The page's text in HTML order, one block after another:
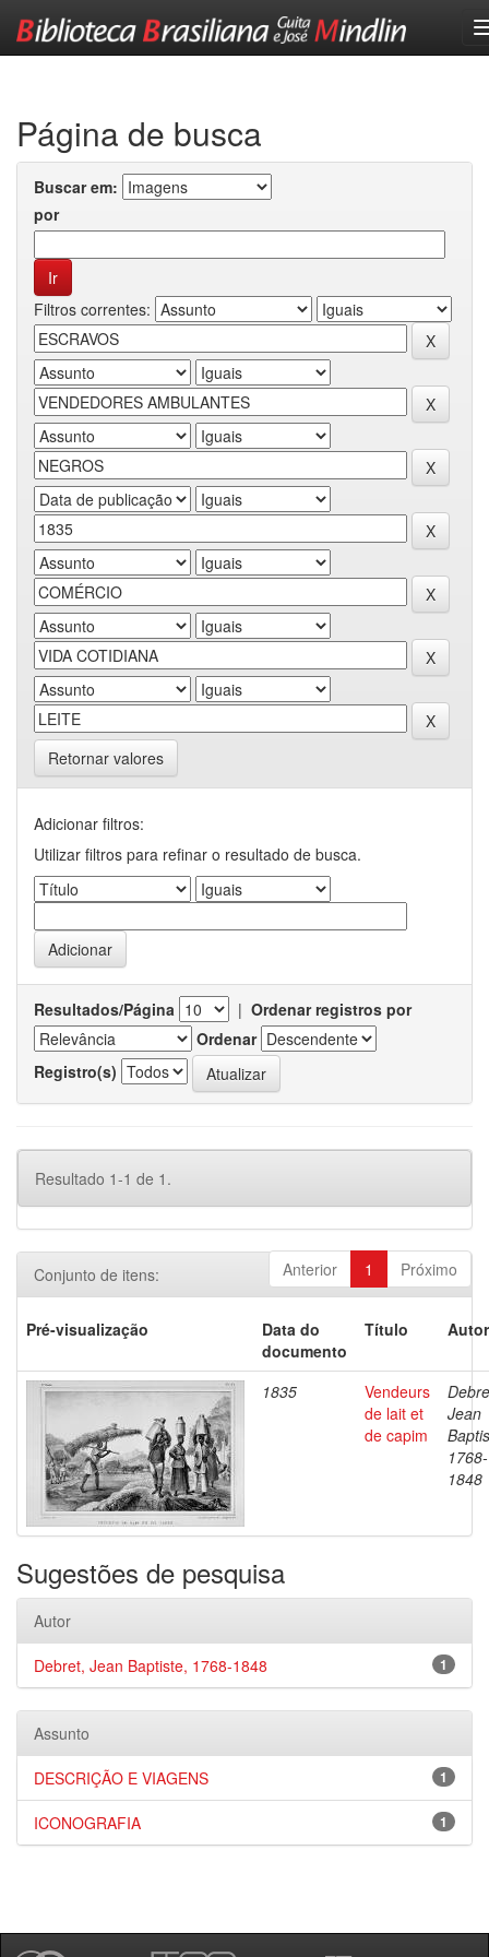
Página de busca
Buscar em:
por
Filtros correntes:
Retornar valores
Adicionar filtros:
Utilizar filtros para refinar o resultado de busca.
Resultados/Página | Ordenar registros por
Ordenar
Registro(s)
Resultado 1-1 de 1.
Anterior 1 Próximo
Conjunto de itens:
Pré-visualização
Data do
documento
Título
1835
Vendeurs
de lait et
de capim
Jean
1768-
1848
Sugestões de pesquisa
Autor
1
Debret, Jean Baptiste, 1768-1848
Assunto
1
DESCRIÇÃO E VIAGENS
1
ICONOGRAFIA